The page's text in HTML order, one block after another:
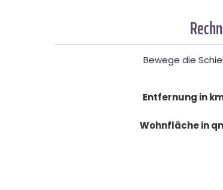
Bewege die
Entfernung in
Wohnfläche in